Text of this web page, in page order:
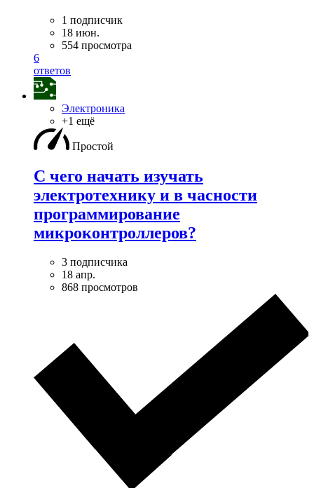
1 подписчик
18 июн.
554 просмотра
6
ответов
Электроника
+1 ещё
Простой
С чего начать изучать
электротехнику и в часности
программирование
микроконтроллеров?
3 подписчика
18 апр.
868 просмотров